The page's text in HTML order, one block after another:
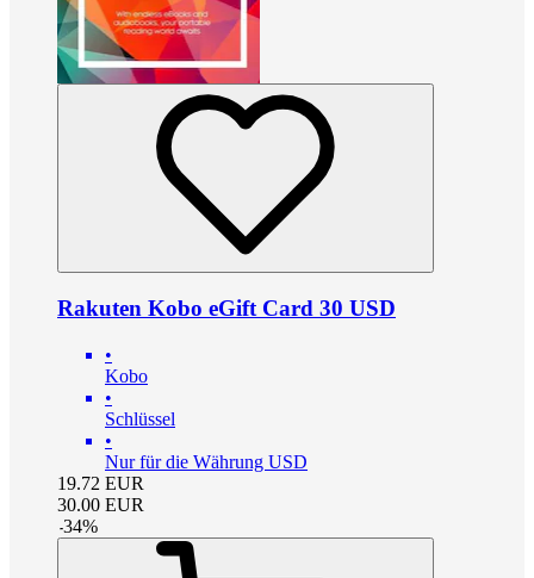
Rakuten Kobo eGift Card 30 USD
•
Kobo
•
Schlüssel
•
Nur für die Währung USD
19.72 EUR
30.00 EUR
-34%